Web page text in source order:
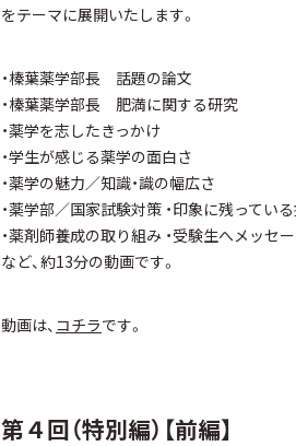
をテーマに展開いたします。
・榛葉薬学部長 話題の論文
・榛葉薬学部長 肥満に関する研究
・薬学を志したきっかけ
・学生が感じる薬学の面白さ
・薬学の魅力／知識・識の幅広さ
・薬学部／国家試験対策 ・印象に残ってい
・薬剤師養成の取り組み ・受験生へメッセ
など、約13分の動画です。
動画は、 コチラです。
第４回（特別編）【前編】